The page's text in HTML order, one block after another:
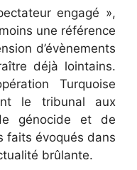
engagé »,
une référence
d’évènements
déjà lointains.
Turquoise
le tribunal aux
génocide et de
faits évoqués dans
brûlante.